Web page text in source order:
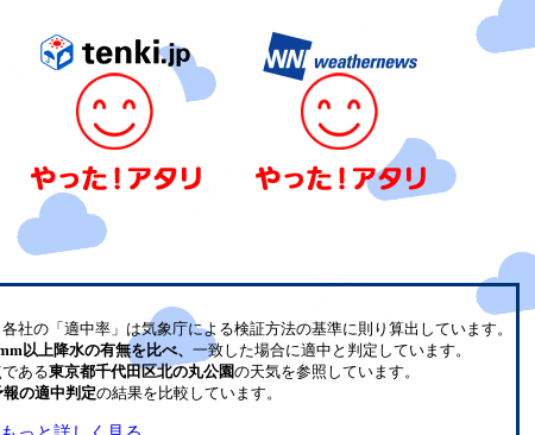
各社の「適中率」は気象庁による検証方法の基準に則り算出しています。
以上降水の有無を比べ、 一致した場合に適中と判定しています。
ある東京都千代田区北の丸公園の天気を参照しています。
の適中判定の結果を比較しています。